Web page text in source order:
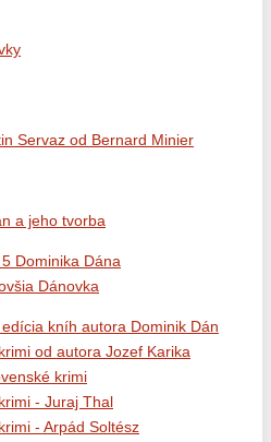
Servaz od Bernard Minier
a jeho tvorba
Dominika Dána
Dánovka
kníh autora Dominik Dán
od autora Jozef Karika
krimi
- Juraj Thal
- Arpád Soltész